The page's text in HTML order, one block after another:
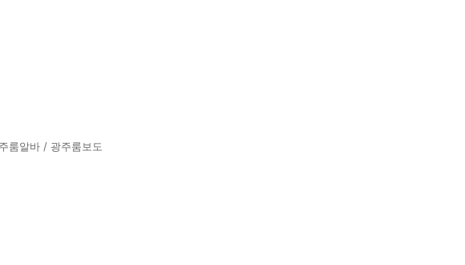
룸알바 / 광주룸보도